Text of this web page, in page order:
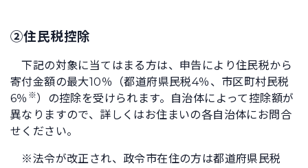
②住民税控除
下記の対象に当てはまる方は、申告により住民税から
寄付金額の最大10％（都道府県民税4％、市区町村民税
6％ ※ ）の控除を受けられます。自治体によって控除額が
異なりますので、詳しくはお住まいの各自治体にお問合
せください。
※法令が改正され、政令市在住の方は都道府県民税